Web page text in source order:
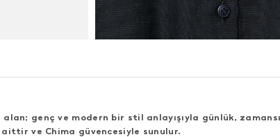
alan; genç ve modern bir stil anlayışıyla günlük,
aittir ve Chima güvencesiyle sunulur.